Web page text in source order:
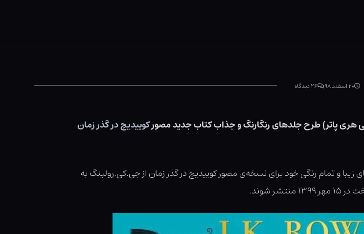
۲۰ اسفند ۹۸ ۲۶ دیدگاه
هری پاتر) طرح جلدهای رنگارنگ و جذاب کتاب جدید مصورکوییدیچ در گذر زمان
و تمام رنگی خود برای نسخه‌ی مصور کوییدیچ در گذر زمان از جی.کی.رولینگ به
شوند.